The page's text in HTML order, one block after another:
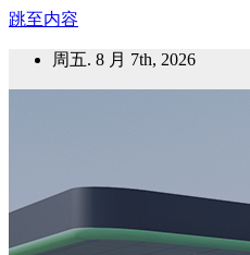
跳至内容
周五. 8 月 7th, 2026